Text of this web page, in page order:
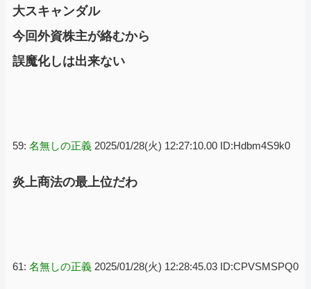
大スキャンダル
今回外資株主が絡むから
誤魔化しは出来ない
59: 名無しの正義 2025/01/28(火) 12:27:10.00 ID:Hdbm4S9k0
炎上商法の最上位だわ
61: 名無しの正義 2025/01/28(火) 12:28:45.03 ID:CPVSMSPQ0